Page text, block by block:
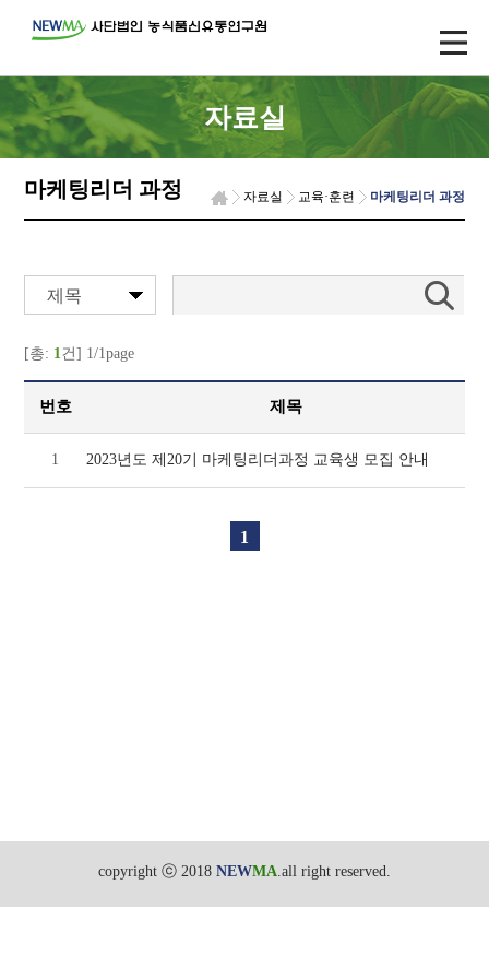
자료실
마케팅리더 과정 자료실 교육·훈련 마케팅리더 과정
제목
[총: 1건] 1/1page
번호 제목
1 2023년도 제20기 마케팅리더과정 교육생 모집 안내
1
copyright ⓒ 2018 NEWMA.all right reserved.